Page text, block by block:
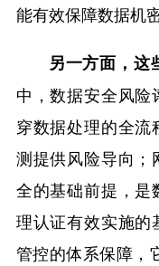
能有效保障数据机
另一方面，这
中，数据安全风
穿数据处理的全
测提供风险导向；
全的基础前提，是
理认证有效实施的
管控的体系保障，